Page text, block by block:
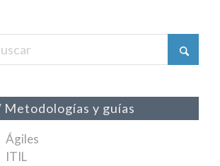
Metodologías y guías
Ágiles
ITIL